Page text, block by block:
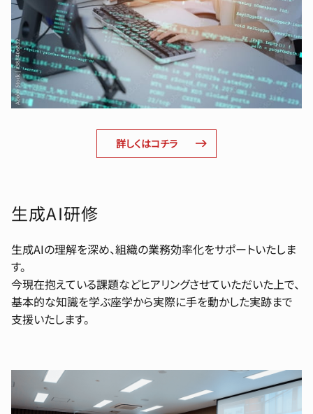
詳しくはコチラ
生成AI研修
生成AIの理解を深め、組織の業務効率化をサポートいたしま
す。
今現在抱えている課題などヒアリングさせていただいた上で、
基本的な知識を学ぶ座学から実際に手を動かした実跡まで
支援いたします。